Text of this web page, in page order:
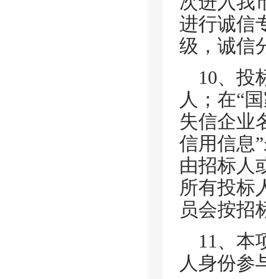
进行诚信
级，诚信
10、投
人；在“
失信企业
信用信息
由招标人
所有投标
员会按招
11、本
人身份参